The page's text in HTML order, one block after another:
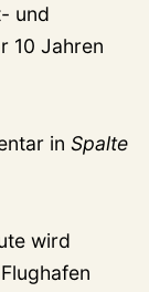
und
10 Jahren
in Spalte
wird